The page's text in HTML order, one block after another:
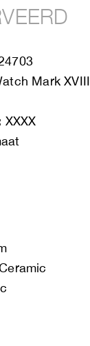
Mark XVIII
XXXX